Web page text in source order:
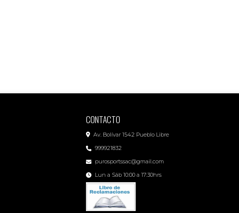
CONTACTO
Av. Bolívar 1542 Pueblo Libre
999921832
purosportssac@gmail.com
Lun a Sáb 10:00 a 17:30hrs